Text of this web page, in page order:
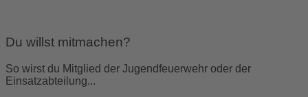
Du willst mitmachen?
So wirst du Mitglied der Jugendfeuerwehr oder der
Einsatzabteilung...